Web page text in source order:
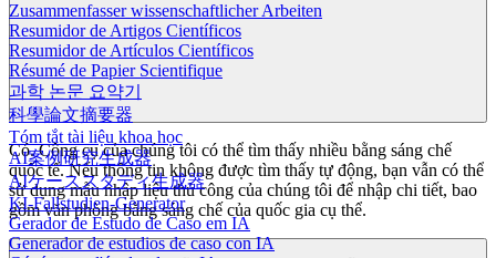
Zusammenfasser wissenschaftlicher Arbeiten
Resumidor de Artigos Científicos
Resumidor de Artículos Científicos
Résumé de Papier Scientifique
과학 논문 요약기
科學論文摘要器
Tóm tắt tài liệu khoa học
AI案例研究生成器
AIケーススタディ生成器
KI-Fallstudien-Generator
Gerador de Estudo de Caso em IA
Generador de estudios de caso con IA
Có. Công cụ của chúng tôi có thể tìm thấy nhiều bằng sáng chế
quốc tế. Nếu thông tin không được tìm thấy tự động, bạn vẫn có thể
sử dụng mẫu nhập liệu thủ công của chúng tôi để nhập chi tiết, bao
gồm văn phòng bằng sáng chế của quốc gia cụ thể.